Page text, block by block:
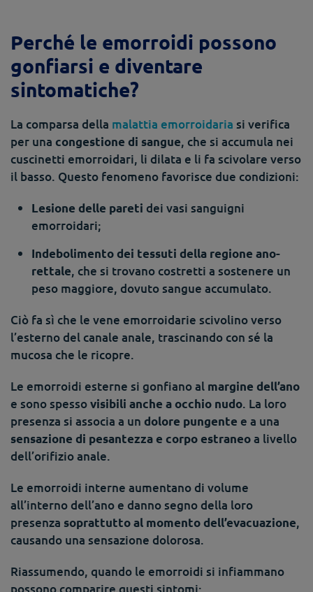
Perché le emorroidi possono
gonfiarsi e diventare
sintomatiche?
La comparsa della malattia emorroidaria si verifica
per una congestione di sangue, che si accumula nei
cuscinetti emorroidari, li dilata e li fa scivolare verso
il basso. Questo fenomeno favorisce due condizioni:
Lesione delle pareti dei vasi sanguigni
emorroidari;
Indebolimento dei tessuti della regione ano-
rettale, che si trovano costretti a sostenere un
peso maggiore, dovuto sangue accumulato.
Ciò fa sì che le vene emorroidarie scivolino verso
l’esterno del canale anale, trascinando con sé la
mucosa che le ricopre.
Le emorroidi esterne si gonfiano al margine dell’ano
e sono spessovisibili anche a occhio nudo. La loro
presenza si associa a un dolore pungente e a una
sensazione di pesantezza e corpo estraneoa livello
dell’orifizio anale.
Le emorroidi interne aumentano di volume
all’interno dell’ano e danno segno della loro
presenza soprattutto al momento dell’evacuazione,
causando una sensazione dolorosa.
Riassumendo, quando le emorroidi si infiammano
possono comparire questi sintomi: